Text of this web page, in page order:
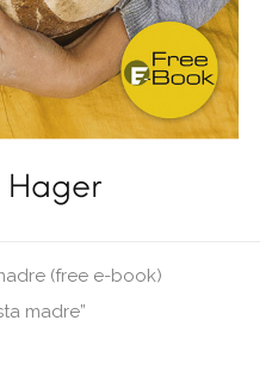
Hager
(free e-book)
madre”